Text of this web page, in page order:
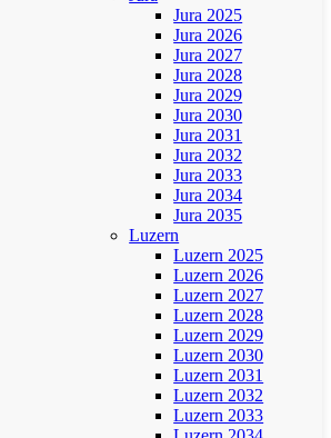
Jura 2025
Jura 2026
Jura 2027
Jura 2028
Jura 2029
Jura 2030
Jura 2031
Jura 2032
Jura 2033
Jura 2034
Jura 2035
Luzern
Luzern 2025
Luzern 2026
Luzern 2027
Luzern 2028
Luzern 2029
Luzern 2030
Luzern 2031
Luzern 2032
Luzern 2033